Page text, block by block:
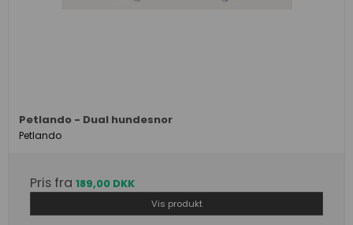
Petlando - Dual hundesnor
Petlando
Pris fra 189,00 DKK
Vis produkt